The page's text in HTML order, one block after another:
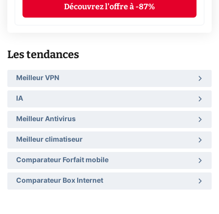
Découvrez l'offre à -87%
Les tendances
Meilleur VPN
IA
Meilleur Antivirus
Meilleur climatiseur
Comparateur Forfait mobile
Comparateur Box Internet